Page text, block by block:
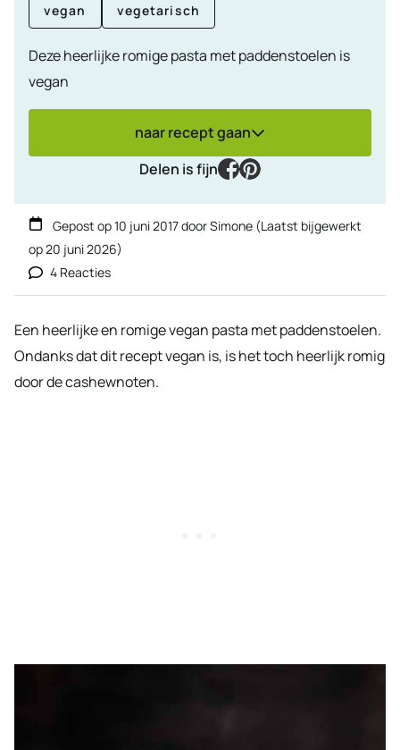
vegan vegetarisch
Deze heerlijke romige pasta met paddenstoelen is
vegan
naar recept gaan
Delen is fijn
facebook
pinterest
Gepost op10 juni 2017doorSimone (Laatst bijgewerkt
op20 juni 2026)
4 Reacties
Een heerlijke en romige vegan pasta met paddenstoelen.
Ondanks dat dit recept vegan is, is het toch heerlijk romig
door de cashewnoten.